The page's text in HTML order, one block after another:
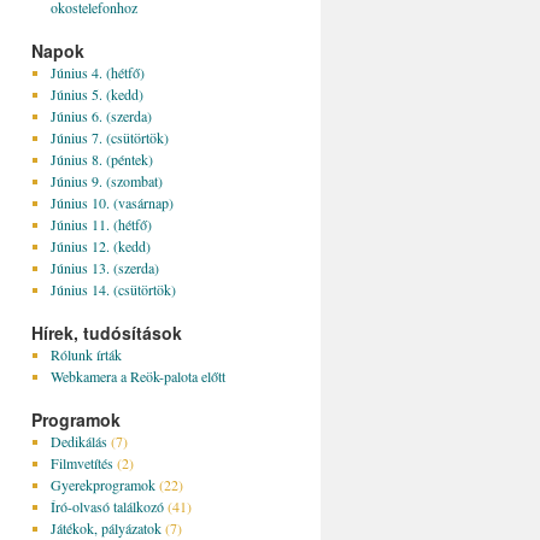
okostelefonhoz
Napok
Június 4. (hétfő)
Június 5. (kedd)
Június 6. (szerda)
Június 7. (csütörtök)
Június 8. (péntek)
Június 9. (szombat)
Június 10. (vasárnap)
Június 11. (hétfő)
Június 12. (kedd)
Június 13. (szerda)
Június 14. (csütörtök)
Hírek, tudósítások
Rólunk írták
Webkamera a Reök-palota előtt
Programok
Dedikálás(7)
Filmvetítés(2)
Gyerekprogramok(22)
Író-olvasó találkozó(41)
Játékok, pályázatok(7)